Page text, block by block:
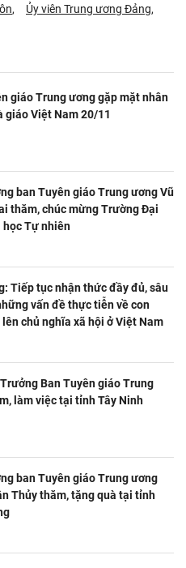
Ủy viên Trung ương Đảng
giáo Trung ương gặp mặt nhân
giáo Việt Nam 20/11
ban Tuyên giáo Trung ương Vũ
thăm, chúc mừng Trường Đại
học Tự nhiên
Tiếp tục nhận thức đầy đủ, sâu
vấn đề thực tiễn về con
chủ nghĩa xã hội ở Việt Nam
Ban Tuyên giáo Trung
làm việc tại tỉnh Tây Ninh
ban Tuyên giáo Trung ương
Thủy thăm, tặng quà tại tỉnh